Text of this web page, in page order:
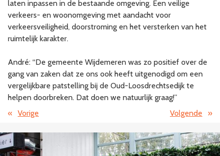
laten inpassen in de bestaande omgeving. Een veilige
verkeers- en woonomgeving met aandacht voor
verkeersveiligheid, doorstroming en het versterken van het
ruimtelijk karakter.
André: “De gemeente Wijdemeren was zo positief over de
gang van zaken dat ze ons ook heeft uitgenodigd om een
vergelijkbare patstelling bij de Oud-Loosdrechtsedijk te
helpen doorbreken. Dat doen we natuurlijk graag!”
« Vorige Volgende »